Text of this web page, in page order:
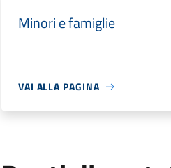
Minori e famiglie
VAI ALLA PAGINA